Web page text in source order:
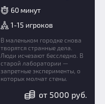
60 минут
1-15 игроков
В маленьком городке снова
творятся странные дела.
Люди исчезают бесследно. В
старой лаборатории —
запретные эксперименты, о
которых молчат стены.
от 5000 руб.